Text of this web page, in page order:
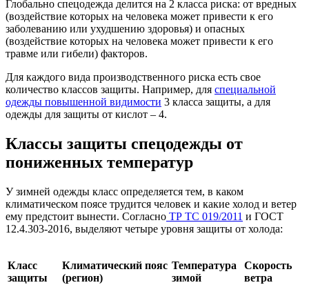
Глобально спецодежда делится на 2 класса риска: от вредных
(воздействие которых на человека может привести к его
заболеванию или ухудшению здоровья) и опасных
(воздействие которых на человека может привести к его
травме или гибели) факторов.
Для каждого вида производственного риска есть свое
количество классов защиты. Например, для специальной
одежды повышенной видимости 3 класса защиты, а для
одежды для защиты от кислот – 4.
Классы защиты спецодежды от
пониженных температур
У зимней одежды класс определяется тем, в каком
климатическом поясе трудится человек и какие холод и ветер
ему предстоит вынести. Согласно ТР ТС 019/2011 и ГОСТ
12.4.303-2016, выделяют четыре уровня защиты от холода:
Класс
защиты
Климатический пояс
(регион)
Температура
зимой
Скорость
ветра